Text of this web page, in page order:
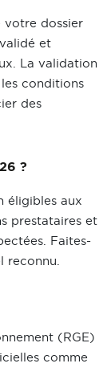
votre dossier
et
La validation
conditions
des
?
éligibles aux
prestataires et
Faites-
reconnu.
(RGE)
comme